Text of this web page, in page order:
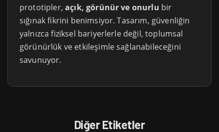
prototipler,açık, görünür ve onurlu bir
sığınak fikrini benimsiyor. Tasarım, güvenliğin
yalnızca fiziksel bariyerlerle değil, toplumsal
görünürlük ve etkileşimle sağlanabileceğini
savunuyor.
Diğer Etiketler